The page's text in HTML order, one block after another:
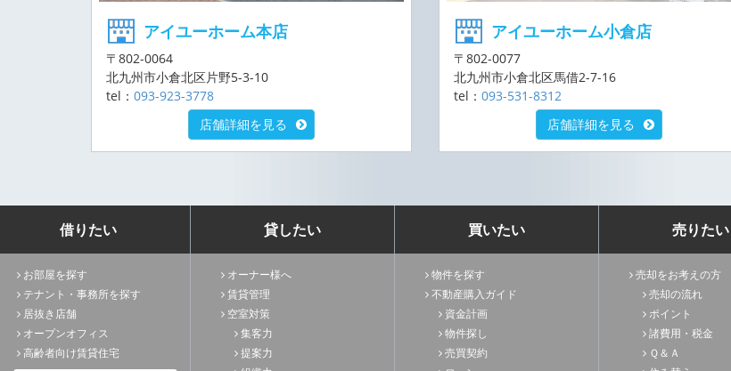
アイユーホーム本店
〒802-0064
北九州市小倉北区片野5-3-10
tel： 093-923-3778
店舗詳細を見る
アイユーホーム小倉店
〒802-0077
北九州市小倉北区馬借2-7-16
tel： 093-531-8312
店舗詳細を見る
借りたい
お部屋を探す
テナント・事務所を探す
居抜き店舗
オープンオフィス
高齢者向け賃貸住宅
貸したい
オーナー様へ
賃貸管理
空室対策
集客力
提案力
買いたい
物件を探す
不動産購入ガイド
資金計画
物件探し
売買契約
売りたい
売却をお考えの方
売却の流れ
ポイント
諸費用・税金
Ｑ＆Ａ